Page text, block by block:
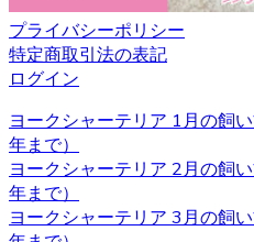
ヨークシャーテリアと言う名
するヨークシャー地方と言う
ヨークシャー地方およびラン
などの工場労働者たちに飼わ
ていました。とても活発で警
です。 ヨークシャーテリアの
ドールへ是非お問い合わせく
2020.11.13
プライバシーポリシー
特定商取引法の表記
ログイン
ヨークシャーテリア 1月の飼
年まで）
ヨークシャーテリア 2月の飼
年まで）
ヨークシャーテリア 3月の飼